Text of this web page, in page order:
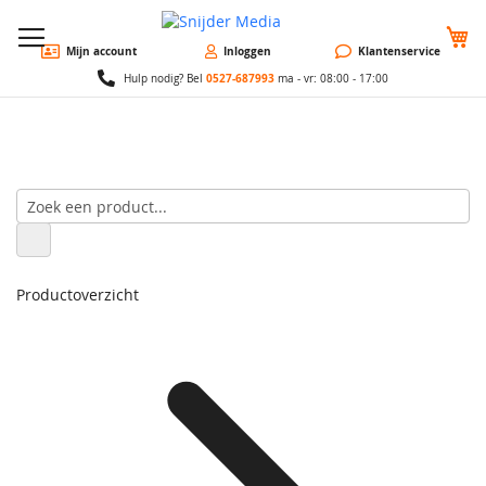
Mijn account Inloggen Klantenservice
Hulp nodig? Bel 0527-687993 ma - vr: 08:00 - 17:00
Productoverzicht